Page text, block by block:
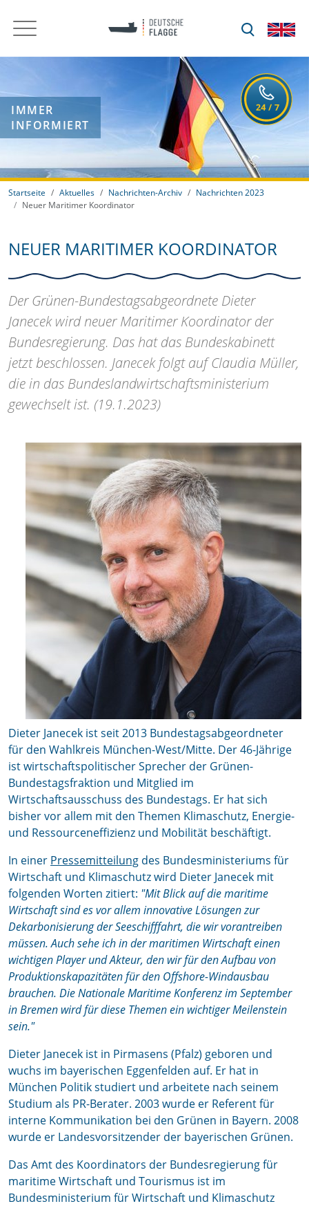
IMMER
INFORMIERT
Startseite Aktuelles Nachrichten-Archiv
Nachrichten 2023
Neuer Maritimer Koordinator
NEUER MARITIMER KOORDINATOR
Der Grünen-Bundestagsabgeordnete Dieter
Janecek wird neuer Maritimer Koordinator der
Bundesregierung. Das hat das Bundeskabinett
jetzt beschlossen. Janecek folgt auf Claudia Müller,
die in das Bundeslandwirtschaftsministerium
gewechselt ist. (19.1.2023)
Dieter Janecek ist seit 2013 Bundestagsabgeordneter
für den Wahlkreis München-West/Mitte. Der 46-Jährige
ist wirtschaftspolitischer Sprecher der Grünen-
Bundestagsfraktion und Mitglied im
Wirtschaftsausschuss des Bundestags. Er hat sich
bisher vor allem mit den Themen Klimaschutz, Energie-
und Ressourceneffizienz und Mobilität beschäftigt.
In einer Pressemitteilung des Bundesministeriums für
Wirtschaft und Klimaschutz wird Dieter Janecek mit
folgenden Worten zitiert: "Mit Blick auf die maritime
Wirtschaft sind es vor allem innovative Lösungen zur
Dekarbonisierung der Seeschifffahrt, die wir vorantreiben
müssen. Auch sehe ich in der maritimen Wirtschaft einen
wichtigen Player und Akteur, den wir für den Aufbau von
Produktionskapazitäten für den Offshore-Windausbau
brauchen. Die Nationale Maritime Konferenz im September
in Bremen wird für diese Themen ein wichtiger Meilenstein
sein."
Dieter Janecek ist in Pirmasens (Pfalz) geboren und
wuchs im bayerischen Eggenfelden auf. Er hat in
München Politik studiert und arbeitete nach seinem
Studium als PR-Berater. 2003 wurde er Referent für
interne Kommunikation bei den Grünen in Bayern. 2008
wurde er Landesvorsitzender der bayerischen Grünen.
Das Amt des Koordinators der Bundesregierung für
maritime Wirtschaft und Tourismus ist im
Bundesministerium für Wirtschaft und Klimaschutz